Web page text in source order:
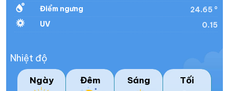
Điểm ngưng
24.65 °
UV
0.15
Nhiệt độ
Ngày Đêm Sáng Tối